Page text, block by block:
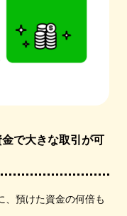
で大きな取引が可
、預けた資金の何倍も